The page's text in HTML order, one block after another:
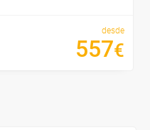
desde
557€